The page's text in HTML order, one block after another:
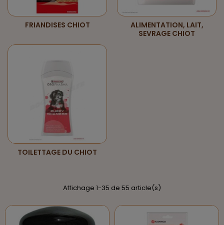
FRIANDISES CHIOT
ALIMENTATION, LAIT,
SEVRAGE CHIOT
TOILETTAGE DU CHIOT
Affichage 1-35 de 55 article(s)